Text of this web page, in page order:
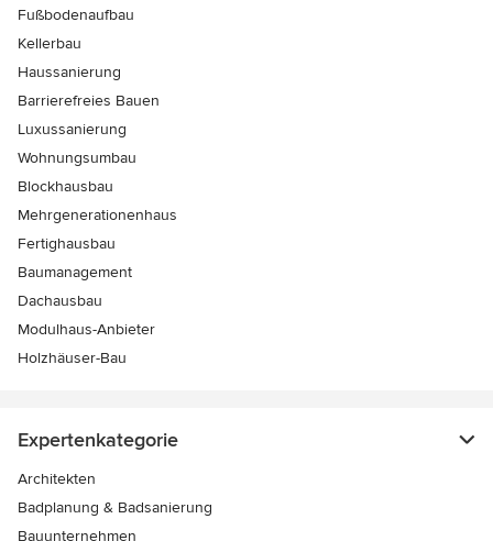
Fußbodenaufbau
Kellerbau
Haussanierung
Barrierefreies Bauen
Luxussanierung
Wohnungsumbau
Blockhausbau
Mehrgenerationenhaus
Fertighausbau
Baumanagement
Dachausbau
Modulhaus-Anbieter
Holzhäuser-Bau
Expertenkategorie
Architekten
Badplanung & Badsanierung
Bauunternehmen